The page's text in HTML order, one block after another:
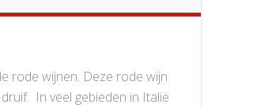
rode wijnen. Deze rode wijn
In veel gebieden in Italië